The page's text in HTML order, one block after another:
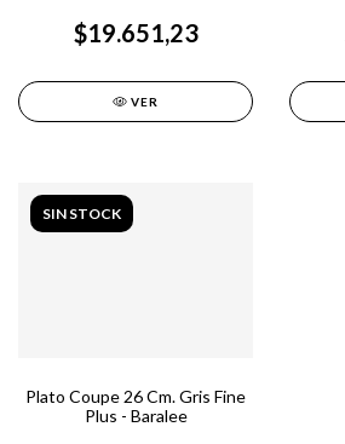
$19.651,23
VER
SIN STOCK
Plato Coupe 26 Cm. Gris Fine
Plus - Baralee